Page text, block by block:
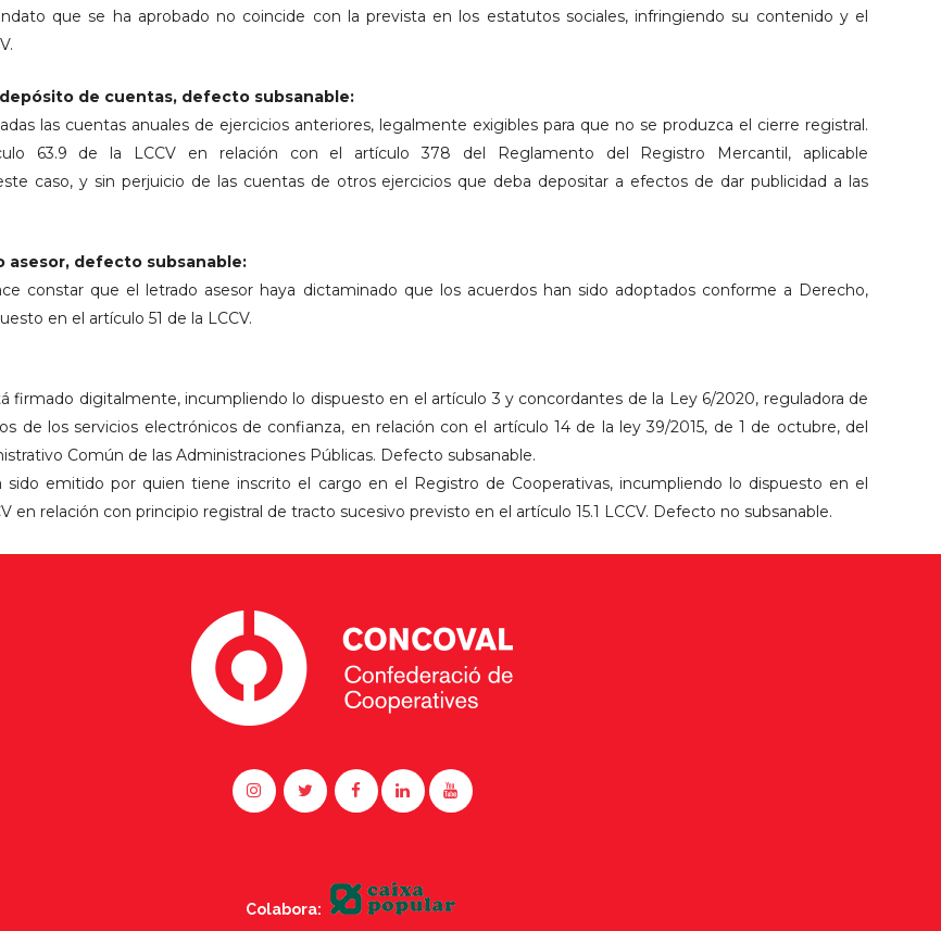
que se ha aprobado no coincide con la prevista en los estatutos sociales, infringiendo su contenido y el
de cuentas, defecto subsanable:
las cuentas anuales de ejercicios anteriores, legalmente exigibles para que no se produzca el cierre registral.
63.9 de la LCCV en relación con el artículo 378 del Reglamento del Registro Mercantil, aplicable
caso, y sin perjuicio de las cuentas de otros ejercicios que deba depositar a efectos de dar publicidad a las
asesor, defecto subsanable:
constar que el letrado asesor haya dictaminado que los acuerdos han sido adoptados conforme a Derecho,
en el artículo 51 de la LCCV.
firmado digitalmente, incumpliendo lo dispuesto en el artículo 3 y concordantes de la Ley 6/2020, reguladora de
de los servicios electrónicos de confianza, en relación con el artículo 14 de la ley 39/2015, de 1 de octubre, del
Común de las Administraciones Públicas. Defecto subsanable.
sido emitido por quien tiene inscrito el cargo en el Registro de Cooperativas, incumpliendo lo dispuesto en el
en relación con principio registral de tracto sucesivo previsto en el artículo 15.1 LCCV. Defecto no subsanable.
Colabora: